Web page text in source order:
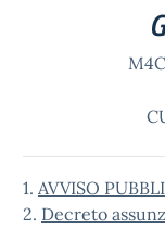
1. AVVISO
2. Decreto